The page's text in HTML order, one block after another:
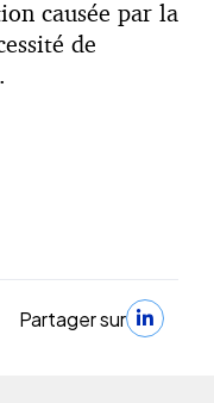
causée par la
de
Partager sur